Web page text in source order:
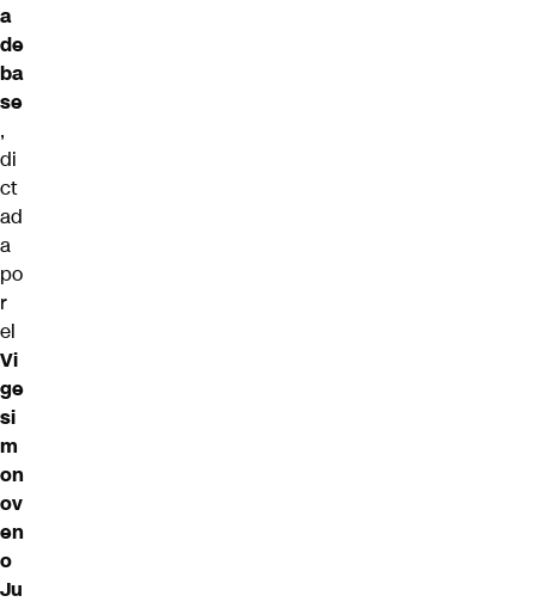
a
de
ba
se
,
di
ct
ad
a
po
r
el
Vi
ge
si
m
on
ov
en
o
Ju